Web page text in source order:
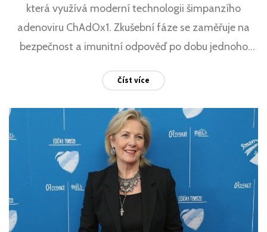
která využívá moderní technologii šimpanzího
adenoviru ChAdOx1. Zkušební fáze se zaměřuje na
bezpečnost a imunitní odpověď po dobu jednoho
Číst více